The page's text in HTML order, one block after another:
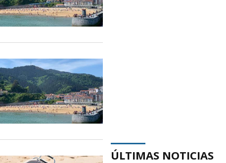
ÚLTIMAS NOTICIAS